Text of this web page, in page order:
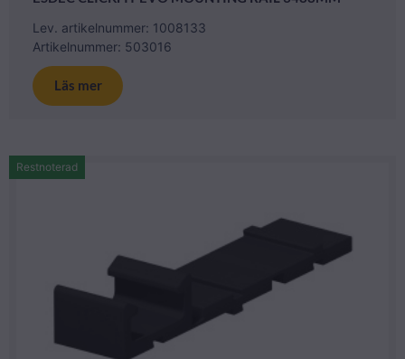
Lev. artikelnummer: 1008133
Artikelnummer: 503016
Läs mer
Restnoterad